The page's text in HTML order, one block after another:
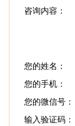
咨询内容：
您的姓名：
您的手机：
您的微信号：
输入验证码：